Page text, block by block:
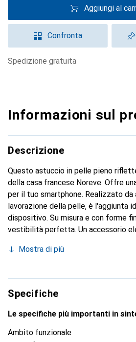
Aggiungi al
Confronta
spedizione gratuita
Informazioni sul
Descrizione
Questo astuccio in pelle pieno
della casa francese Noreve. Offre
per il tuo smartphone. Realizzato da
lavorazione della pelle, è l'aggiunta
dispositivo. Su misura e con forme
vestibilità perfetta. Un accessorio
conosciuto a livello internazionale
cliente esigente.
Mostra di più
Specifiche
Le specifiche più importanti in
Ambito funzionale